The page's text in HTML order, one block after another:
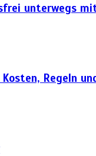
unterwegs
Regeln